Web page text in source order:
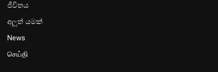
ජීවිතය
අලූත් යමක්
News
செய்தி